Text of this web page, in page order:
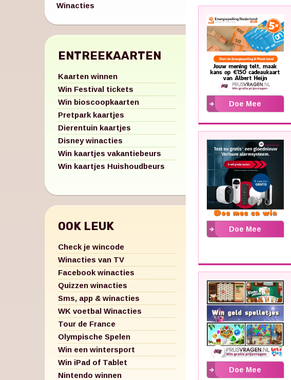
Winacties
ENTREEKAARTEN
Kaarten winnen
Win Festival tickets
Win bioscoopkaarten
Pretpark kaartjes
Dierentuin kaartjes
Disney winacties
Win kaartjes vakantiebeurs
Win kaartjes Huishoudbeurs
OOK LEUK
Check je wincode
Winacties van TV
Facebook winacties
Quizzen winacties
Sms, app & winacties
WK voetbal Winacties
Tour de France
Olympische Spelen
Win een wintersport
Win iPad of Tablet
Nintendo winnen
Doe Mee
Doe Mee
Doe Mee